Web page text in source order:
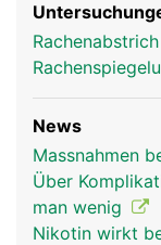
Zunge Frau
Rachenabstrich
News
Massnahmen
Über
man wenig
Nikotin wirkt